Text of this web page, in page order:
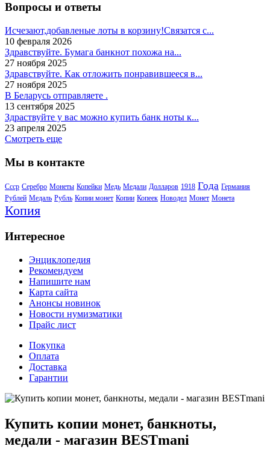
Вопросы и ответы
Исчезают,добавленые лоты в корзину!Связатся с...
10 февраля 2026
Здравствуйте. Бумага банкнот похожа на...
27 ноября 2025
Здравствуйте. Как отложить понравившееся в...
27 ноября 2025
В Беларусь отправляете .
13 сентября 2025
Здраствуйте у вас можно купить банк ноты к...
23 апреля 2025
Смотреть еще
Мы в контакте
Ссср Серебро Монеты Копейки Медь Медали Долларов 1918 Года Германия
Рублей Медаль Рубль Копии монет Копии Копеек Новодел Монет Монета
Копия
Интересное
Энциклопедия
Рекомендуем
Напишите нам
Карта сайта
Анонсы новинок
Новости нумизматики
Прайс лист
Покупка
Оплата
Доставка
Гарантии
Купить копии монет, банкноты,
медали - магазин BESTmani